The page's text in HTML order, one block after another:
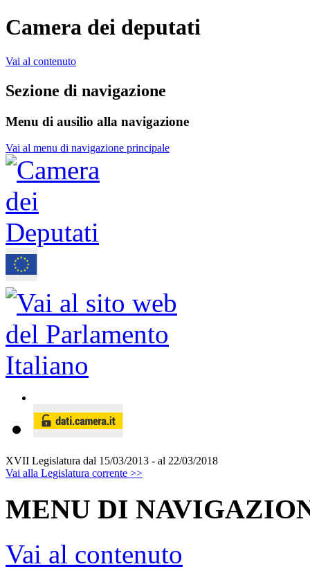
Camera dei deputati
Vai al contenuto
Sezione di navigazione
Menu di ausilio alla navigazione
Vai al menu di navigazione principale
XVII Legislatura dal 15/03/2013 - al 22/03/2018
Vai alla Legislatura corrente >>
MENU DI
Vai al contenuto